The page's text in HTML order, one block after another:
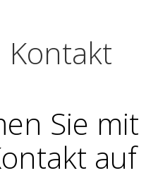
Kontakt
Sie
auf